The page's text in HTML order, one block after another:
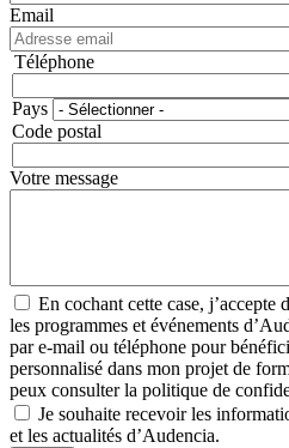
Email
Téléphone
Adresse
Pays
Code postal
Votre message
En cochant cette case,
les programmes et événements
par e-mail ou téléphone pour
personnalisé dans mon projet de
peux consulter la politique de
Je souhaite recevoir les
et les actualités d’Audencia.